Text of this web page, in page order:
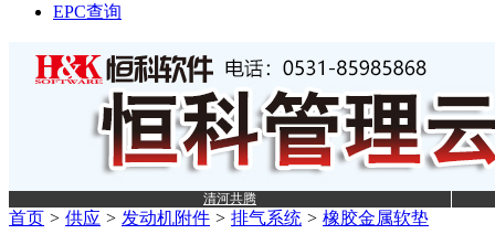
EPC查询
清河共腾
首页 > 供应 > 发动机附件 > 排气系统 > 橡胶金属软垫